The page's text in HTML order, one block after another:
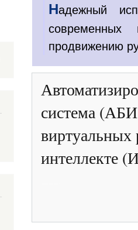
Надежный
современных
продвижению
система
виртуальных
интеллекте